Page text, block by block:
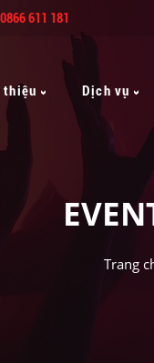
611 181
thiệu Dịch vụ
Trang